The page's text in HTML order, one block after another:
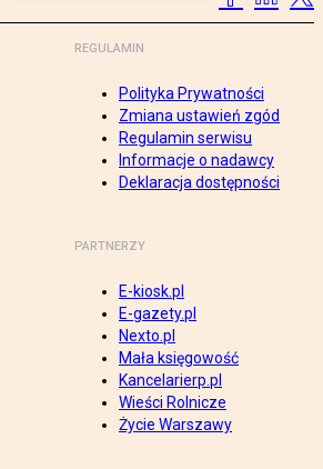
REGULAMIN
Polityka Prywatności
Zmiana ustawień zgód
Regulamin serwisu
Informacje o nadawcy
Deklaracja dostępności
PARTNERZY
E-kiosk.pl
E-gazety.pl
Nexto.pl
Mała księgowość
Kancelarierp.pl
Wieści Rolnicze
Życie Warszawy